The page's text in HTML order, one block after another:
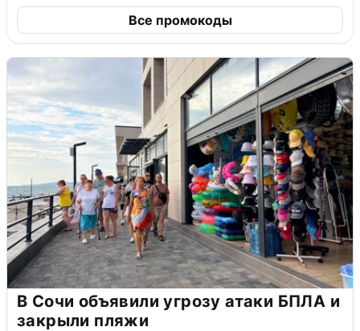
Все промокоды
В Сочи объявили угрозу атаки БПЛА и
закрыли пляжи